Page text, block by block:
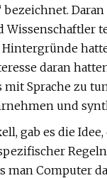
Wissenschaftler
daran
mit Sprache zu
und
gab es die
man Computer